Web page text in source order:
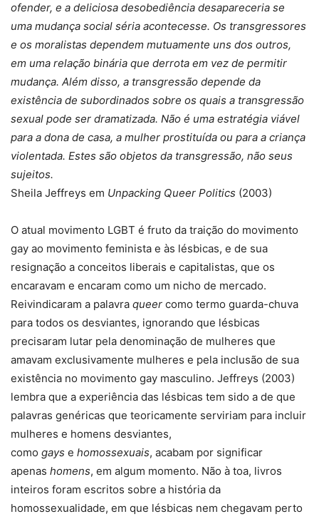
ofender, e a deliciosa desobediência desapareceria se
uma mudança social séria acontecesse. Os transgressores
e os moralistas dependem mutuamente uns dos outros,
em uma relação binária que derrota em vez de permitir
mudança. Além disso, a transgressão depende da
existência de subordinados sobre os quais a transgressão
sexual pode ser dramatizada. Não é uma estratégia viável
para a dona de casa, a mulher prostituída ou para a criança
violentada. Estes são objetos da transgressão, não seus
sujeitos.
Sheila Jeffreys em Unpacking Queer Politics (2003)
O atual movimento LGBT é fruto da traição do movimento
gay ao movimento feminista e às lésbicas, e de sua
resignação a conceitos liberais e capitalistas, que os
encaravam e encaram como um nicho de mercado.
Reivindicaram a palavra queer como termo guarda-chuva
para todos os desviantes, ignorando que lésbicas
precisaram lutar pela denominação de mulheres que
amavam exclusivamente mulheres e pela inclusão de sua
existência no movimento gay masculino. Jeffreys (2003)
lembra que a experiência das lésbicas tem sido a de que
palavras genéricas que teoricamente serviriam para incluir
mulheres e homens desviantes,
como gays e homossexuais, acabam por significar
apenas homens, em algum momento. Não à toa, livros
inteiros foram escritos sobre a história da
homossexualidade, em que lésbicas nem chegavam perto